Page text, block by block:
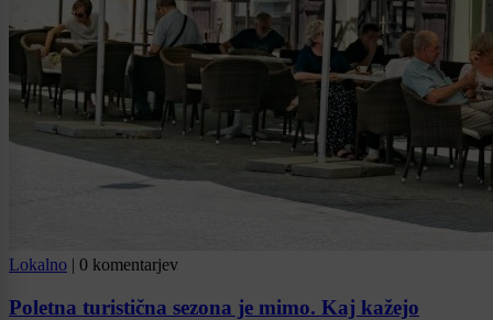
Lokalno | 0 komentarjev
Poletna turistična sezona je mimo. Kaj kažejo